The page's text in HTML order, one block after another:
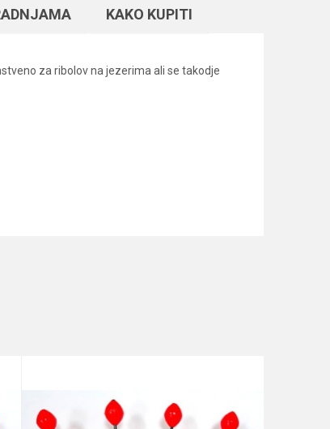
KAKO KUPITI
za ribolov na jezerima ali se takodje